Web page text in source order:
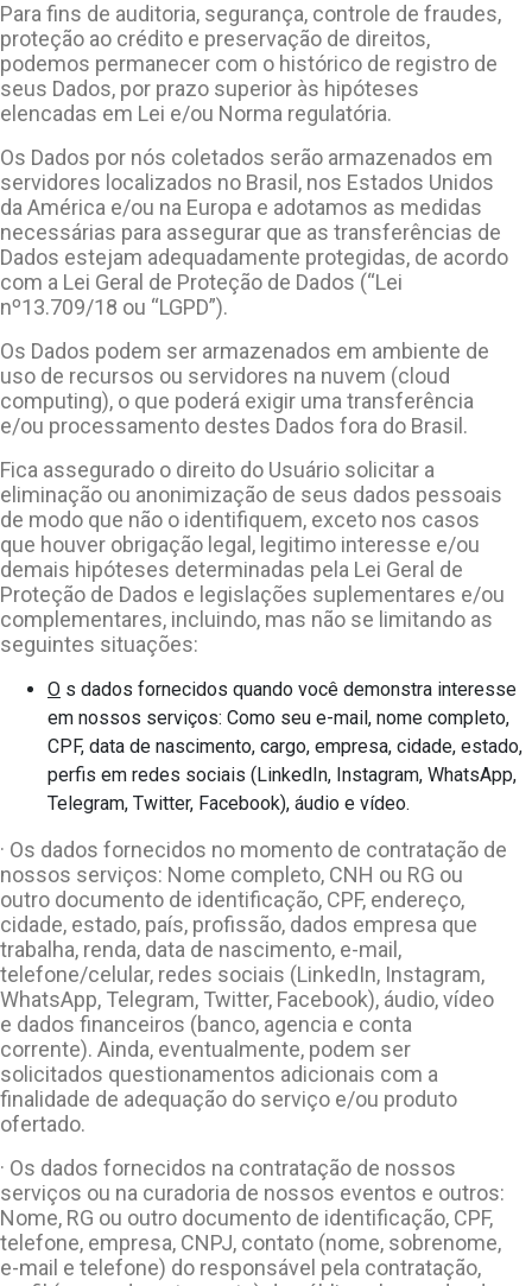
Para fins de auditoria, segurança, controle de fraudes,
proteção ao crédito e preservação de direitos,
podemos permanecer com o histórico de registro de
seus Dados, por prazo superior às hipóteses
elencadas em Lei e/ou Norma regulatória.
Os Dados por nós coletados serão armazenados em
servidores localizados no Brasil, nos Estados Unidos
da América e/ou na Europa e adotamos as medidas
necessárias para assegurar que as transferências de
Dados estejam adequadamente protegidas, de acordo
com a Lei Geral de Proteção de Dados (“Lei
nº13.709/18 ou “LGPD”).
Os Dados podem ser armazenados em ambiente de
uso de recursos ou servidores na nuvem (cloud
computing), o que poderá exigir uma transferência
e/ou processamento destes Dados fora do Brasil.
Fica assegurado o direito do Usuário solicitar a
eliminação ou anonimização de seus dados pessoais
de modo que não o identifiquem, exceto nos casos
que houver obrigação legal, legitimo interesse e/ou
demais hipóteses determinadas pela Lei Geral de
Proteção de Dados e legislações suplementares e/ou
complementares, incluindo, mas não se limitando as
seguintes situações:
O s dados fornecidos quando você demonstra interesse
em nossos serviços: Como seu e-mail, nome completo,
CPF, data de nascimento, cargo, empresa, cidade, estado,
perfis em redes sociais (LinkedIn, Instagram, WhatsApp,
Telegram, Twitter, Facebook), áudio e vídeo.
· Os dados fornecidos no momento de contratação de
nossos serviços: Nome completo, CNH ou RG ou
outro documento de identificação, CPF, endereço,
cidade, estado, país, profissão, dados empresa que
trabalha, renda, data de nascimento, e-mail,
telefone/celular, redes sociais (LinkedIn, Instagram,
WhatsApp, Telegram, Twitter, Facebook), áudio, vídeo
e dados financeiros (banco, agencia e conta
corrente). Ainda, eventualmente, podem ser
solicitados questionamentos adicionais com a
finalidade de adequação do serviço e/ou produto
ofertado.
· Os dados fornecidos na contratação de nossos
serviços ou na curadoria de nossos eventos e outros:
Nome, RG ou outro documento de identificação, CPF,
telefone, empresa, CNPJ, contato (nome, sobrenome,
e-mail e telefone) do responsável pela contratação,